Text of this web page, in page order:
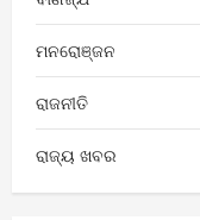
ମନରୋଞ୍ଜନ
ରାଜନୀତି
ରାଜ୍ୟ ଖବର